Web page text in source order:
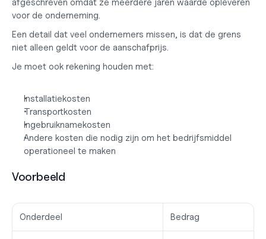
afgeschreven omdat ze meerdere jaren waarde opleveren
voor de onderneming.
Een detail dat veel ondernemers missen, is dat de grens
niet alleen geldt voor de aanschafprijs.
Je moet ook rekening houden met:
Installatiekosten
Transportkosten
Ingebruiknamekosten
Andere kosten die nodig zijn om het bedrijfsmiddel
operationeel te maken
Voorbeeld
Onderdeel Bedrag